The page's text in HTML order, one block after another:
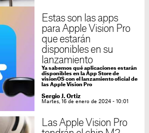
Estas son las apps
para Apple Vision Pro
que estarán
disponibles en su
lanzamiento
Ya sabemos qué aplicaciones estarán
disponibles en la App Store de
visionOS con el lanzamiento oficial de
las Apple Vision Pro
Sergio J. Ortiz
Martes, 16 de enero de 2024 - 10:01
Las Apple Vision Pro